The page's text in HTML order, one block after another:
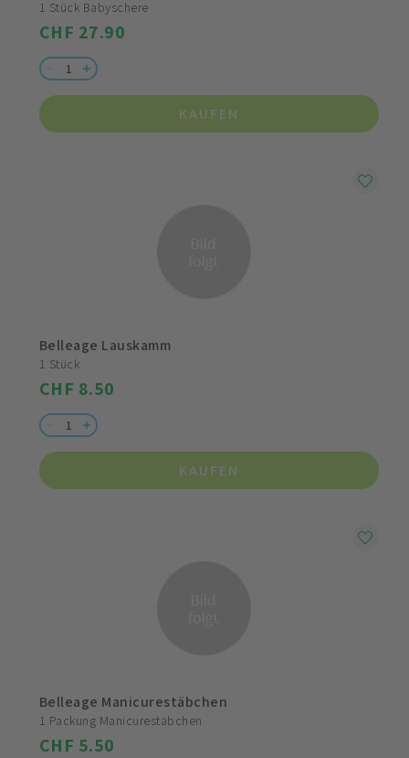
1 Stück Babyschere
CHF 27.90
KAUFEN
Belleage Lauskamm
1 Stück
CHF 8.50
KAUFEN
Belleage Manicurestäbchen
1 Packung Manicurestäbchen
CHF 5.50